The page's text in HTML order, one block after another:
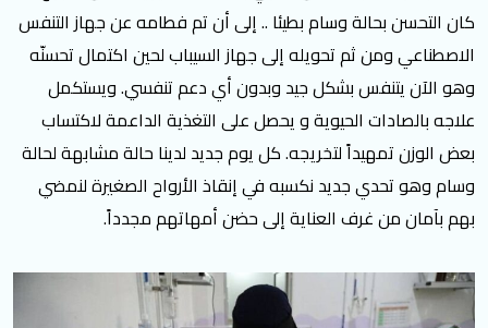
كان التحسن بحالة وسام بطيئا .. إلى أن تم فطامه عن جهاز التنفس
الاصطناعي ومن ثم تحويله إلى جهاز السيباب لحين اكتمال تحسنّه
وهو الآن يتنفس بشكل جيد وبدون أي دعم تنفسي. ويستكمل
علاجه بالصادات الحيوية و يحصل على التغذية الداعمة لاكتساب
بعض الوزن تمهيداً لتخريجه. كل يوم جديد لدينا حالة مشابهة لحالة
وسام وهو تحدي جديد نكسبه في إنقاذ الأرواح الصغيرة لنمضي
بهم بآمان من غرف العناية إلى حضن أمهاتهم مجدداً.